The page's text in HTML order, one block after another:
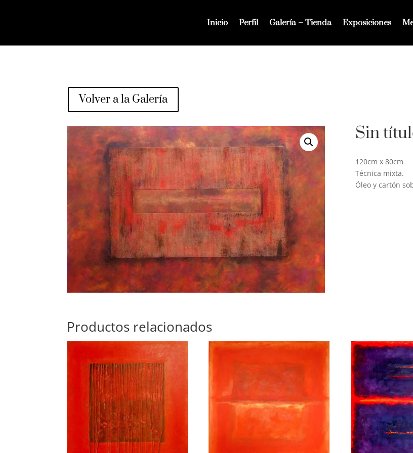
Inicio Perfil Galería – Tienda Exposiciones
Volver a la Galería
Sin
120cm x 80cm
Técnica mixta.
Óleo y cartón
Productos relacionados